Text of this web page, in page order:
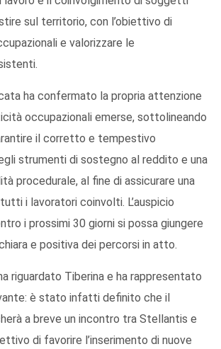
sul territorio, con l’obiettivo di
e valorizzare le
ha confermato la propria attenzione
occupazionali emerse, sottolineando
il corretto e tempestivo
strumenti di sostegno al reddito e una
procedurale, al fine di assicurare una
i lavoratori coinvolti. L’auspicio
i prossimi 30 giorni si possa giungere
e positiva dei percorsi in atto.
riguardato Tiberina e ha rappresentato
è stato infatti definito che il
a breve un incontro tra Stellantis e
di favorire l’inserimento di nuove